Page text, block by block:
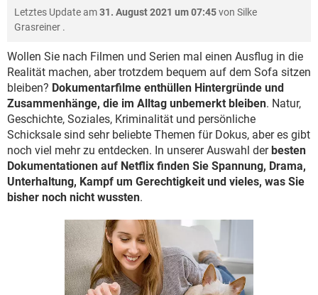
WHATSAPP TIKTOK
WINDOWS 10
WHATSAPP
FACEBOOK HARDWARE
SPIELE STREAMING
WINDOWS 10 INSTAGRAM
WHATSAPP TIKTOK
LEXIKON
SPIELE STREAMING
ANDROID IOS
WINDOWS 10 INSTAGRAM
WHATSAPP TIKTOK
FACEBOOK HARDWARE
Letztes Update am31. August 2021 um 07:45von Silke
Grasreiner .
Wollen Sie nach Filmen und Serien mal einen Ausflug in die
Realität machen, aber trotzdem bequem auf dem Sofa sitzen
bleiben? Dokumentarfilme enthüllen Hintergründe und
Zusammenhänge, die im Alltag unbemerkt bleiben. Natur,
Geschichte, Soziales, Kriminalität und persönliche
Schicksale sind sehr beliebte Themen für Dokus, aber es gibt
noch viel mehr zu entdecken. In unserer Auswahl derbesten
Dokumentationen auf Netflix finden Sie Spannung, Drama,
Unterhaltung, Kampf um Gerechtigkeit und vieles, was Sie
bisher noch nicht wussten.